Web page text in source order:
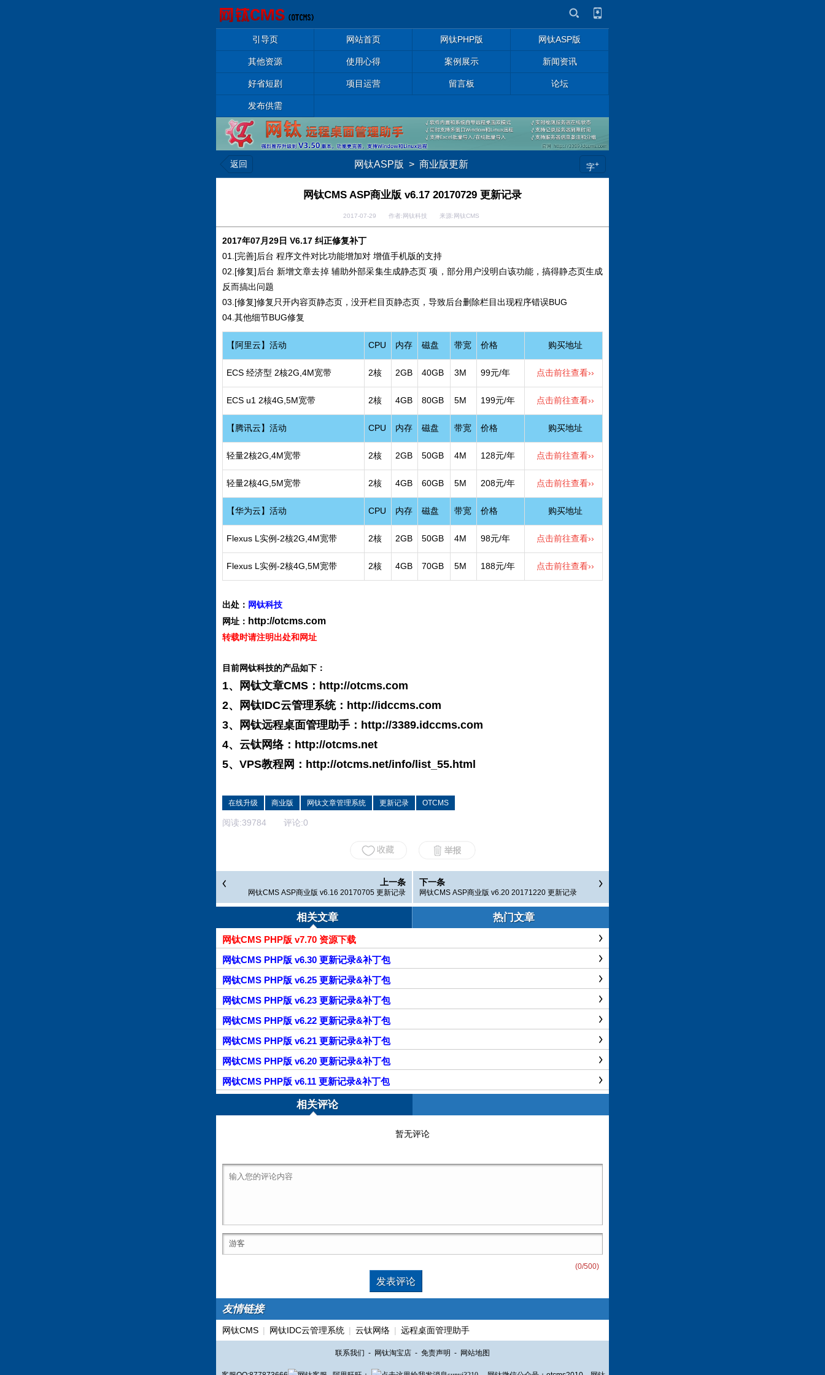
引导页 网站首页 网钛PHP版 网钛ASP版
其他资源 使用心得 案例展示 新闻资讯
好省短剧 项目运营 留言板 论坛
发布供需
返回 网钛ASP版 > 商业版更新 字+
网钛CMS ASP商业版 v6.17 20170729 更新记录
2017-07-29 作者:网钛科技 来源:网钛CMS
2017年07月29日 V6.17 纠正修复补丁
01.[完善]后台 程序文件对比功能增加对 增值手机版的支持
02.[修复]后台 新增文章去掉 辅助外部采集生成静态页 项，部分用户没明白该功能，搞得静态页生成
反而搞出问题
03.[修复]修复只开内容页静态页，没开栏目页静态页，导致后台删除栏目出现程序错误BUG
04.其他细节BUG修复
【阿里云】活动 CPU 内存 磁盘 带宽 价格 购买地址
ECS 经济型 2核2G,4M宽带 2核 2GB 40GB 3M 99元/年 点击前往查看››
ECS u1 2核4G,5M宽带 2核 4GB 80GB 5M 199元/年 点击前往查看››
【腾讯云】活动 CPU 内存 磁盘 带宽 价格 购买地址
轻量2核2G,4M宽带 2核 2GB 50GB 4M 128元/年 点击前往查看››
轻量2核4G,5M宽带 2核 4GB 60GB 5M 208元/年 点击前往查看››
【华为云】活动 CPU 内存 磁盘 带宽 价格 购买地址
Flexus L实例-2核2G,4M宽带 2核 2GB 50GB 4M 98元/年 点击前往查看››
Flexus L实例-2核4G,5M宽带 2核 4GB 70GB 5M 188元/年 点击前往查看››
出处： 网钛科技
网址： http://otcms.com
转载时请注明出处和网址
目前网钛科技的产品如下：
1、网钛文章CMS： http://otcms.com
2、网钛IDC云管理系统： http://idccms.com
3、网钛远程桌面管理助手： http://3389.idccms.com
4、云钛网络： http://otcms.net
5、VPS教程网： http://otcms.net/info/list_55.html
在线升级 商业版 网钛文章管理系统 更新记录 OTCMS
阅读:39784 评论:0
上一条
网钛CMS ASP商业版 v6.16 20170705 更新记录
下一条
网钛CMS ASP商业版 v6.20 20171220 更新记录
相关文章 热门文章
网钛CMS PHP版 v7.70 资源下载
网钛CMS PHP版 v6.30 更新记录&补丁包
网钛CMS PHP版 v6.25 更新记录&补丁包
网钛CMS PHP版 v6.23 更新记录&补丁包
网钛CMS PHP版 v6.22 更新记录&补丁包
网钛CMS PHP版 v6.21 更新记录&补丁包
网钛CMS PHP版 v6.20 更新记录&补丁包
网钛CMS PHP版 v6.11 更新记录&补丁包
相关评论
暂无评论
(0/500)
友情链接
网钛CMS | 网钛IDC云管理系统 | 云钛网络 | 远程桌面管理助手
联系我们 - 网钛淘宝店 - 免责声明 - 网站地图